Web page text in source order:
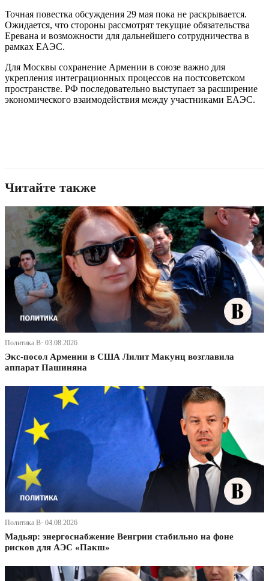
Точная повестка обсуждения 29 мая пока не раскрывается.
Ожидается, что стороны рассмотрят текущие обязательства
Еревана и возможности для дальнейшего сотрудничества в
рамках ЕАЭС.
Для Москвы сохранение Армении в союзе важно для
укрепления интеграционных процессов на постсоветском
пространстве. РФ последовательно выступает за расширение
экономического взаимодействия между участниками ЕАЭС.
Читайте также
Политика В· 03.08.2026
Экс-посол Армении в США Лилит Макунц возглавила
аппарат Пашиняна
Политика В· 04.08.2026
Мадьяр: энергоснабжение Венгрии стабильно на фоне
рисков для АЭС «Пакш»